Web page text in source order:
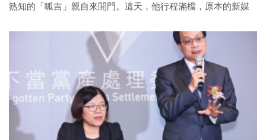
熟知的「呱吉」親自來開門。這天，他行程滿檔，原本的新媒
幫他掛號到醫院檢查胸悶，原本語速就快的他，沒落坐就搶答
未來如何分配時間的問題，「會期出席八、九成，剩下的時間